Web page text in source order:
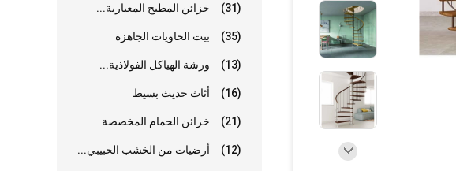
خزائن المطبخ المعيارية... (31)
بيت الحاويات الجاهزة (35)
ورشة الهياكل الفولاذية... (13)
أثاث حديث بسيط (16)
خزائن الحمام المخصصة (21)
أرضيات من الخشب الحبيبي... (12)